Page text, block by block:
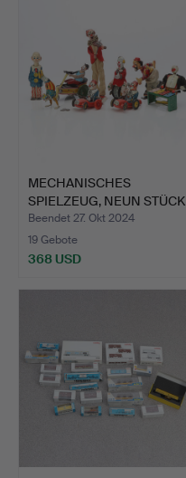
MECHANISCHES
SPIELZEUG, NEUN STÜCK
Blech u…
Beendet 27. Okt 2024
19 Gebote
368 USD